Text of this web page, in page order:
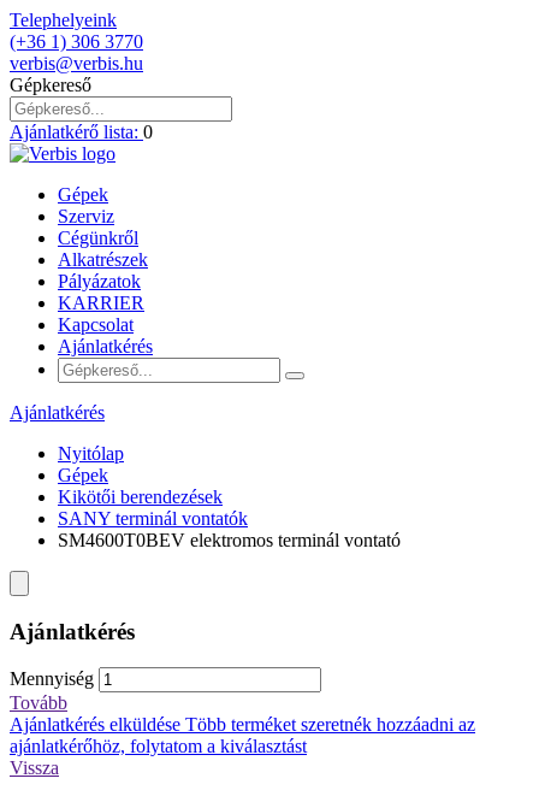
Telephelyeink
(+36 1) 306 3770
verbis@verbis.hu
Gépkereső
Ajánlatkérő lista: 0
Gépek
Szerviz
Cégünkről
Alkatrészek
Pályázatok
KARRIER
Kapcsolat
Ajánlatkérés
Ajánlatkérés
Nyitólap
Gépek
Kikötői berendezések
SANY terminál vontatók
SM4600T0BEV elektromos terminál vontató
Ajánlatkérés
Mennyiség
Tovább
Ajánlatkérés elküldése Több terméket szeretnék hozzáadni az
ajánlatkérőhöz, folytatom a kiválasztást
Vissza